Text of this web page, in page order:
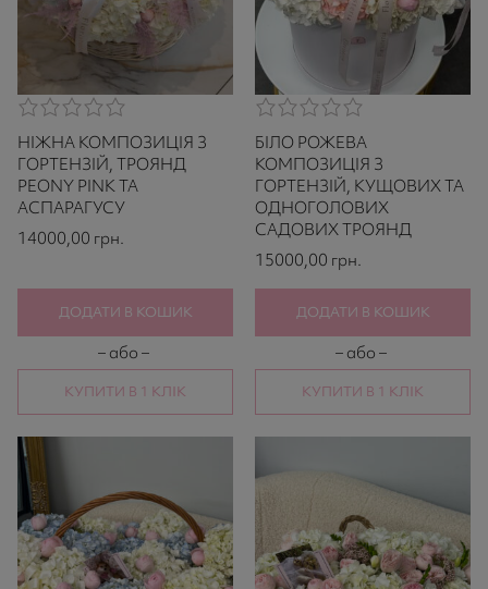
0,0
rating
based
on
521
ratings
НІЖНА КОМПОЗИЦІЯ З
ГОРТЕНЗІЙ, ТРОЯНД
PEONY PINK ТА
АСПАРАГУСУ
14000,00 грн.
– або –
КУПИТИ В 1 КЛІК
ДОДАТИ В КОШИК
0,0
rating
based
on
521
ratings
БІЛО РОЖЕВА
КОМПОЗИЦІЯ З
ГОРТЕНЗІЙ, КУЩОВИХ ТА
ОДНОГОЛОВИХ
САДОВИХ ТРОЯНД
15000,00 грн.
– або –
КУПИТИ В 1 КЛІК
ДОДАТИ В КОШИК